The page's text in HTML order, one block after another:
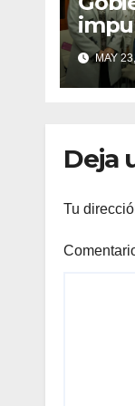
MAY
Deja
Tu